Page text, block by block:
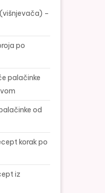
–
po
palačinke
od
korak po
iz